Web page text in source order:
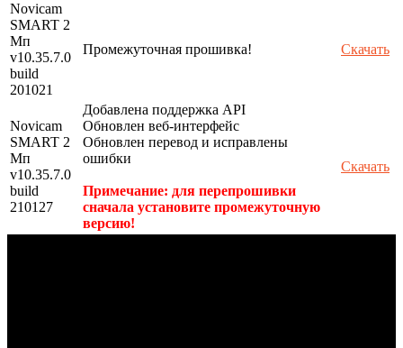
Novicam
SMART 2
Мп
v10.35.7.0
build
201021
Промежуточная прошивка! Скачать
Novicam
SMART 2
Мп
v10.35.7.0
build
210127
Добавлена поддержка API
Обновлен веб-интерфейс
Обновлен перевод и исправлены
ошибки
Примечание: для перепрошивки
сначала установите промежуточную
версию!
Скачать